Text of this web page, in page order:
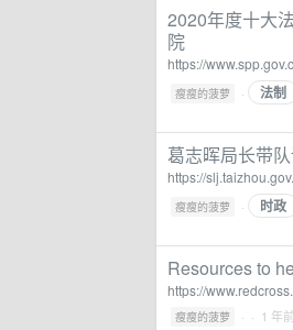
2020年度十大
院
https://
瘦瘦的菠萝 · 法制
葛志晖局长带
https://
瘦瘦的菠萝 · 时政
Resources to
https://
瘦瘦的菠萝 · · 1 年前